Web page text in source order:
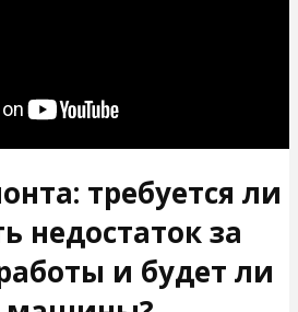
требуется ли
недостаток за
и будет ли